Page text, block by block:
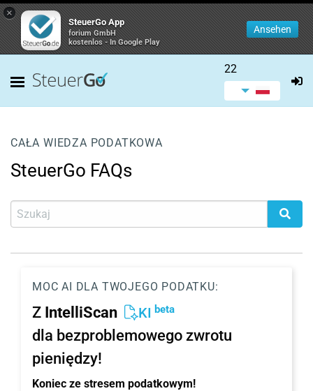
×
SteuerGo App
forium GmbH
kostenlos - In Google Play
Ansehen
22
CAŁA WIEDZA PODATKOWA
SteuerGo FAQs
MOC AI DLA TWOJEGO PODATKU:
Z IntelliScan KI beta
dla bezproblemowego zwrotu
pieniędzy!
Koniec ze stresem podatkowym!